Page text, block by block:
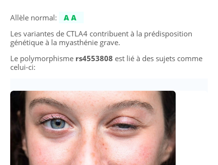
Allèle normal:
AA
Les variantes de CTLA4 contribuent à la prédisposition
génétique à la myasthénie grave.
Le polymorphisme rs4553808 est lié à des sujets comme
celui-ci: